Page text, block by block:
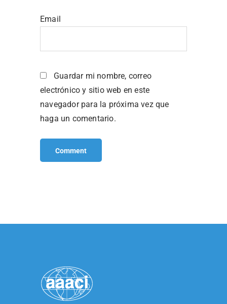
Email
Guardar mi nombre, correo
electrónico y sitio web en este
navegador para la próxima vez que
haga un comentario.